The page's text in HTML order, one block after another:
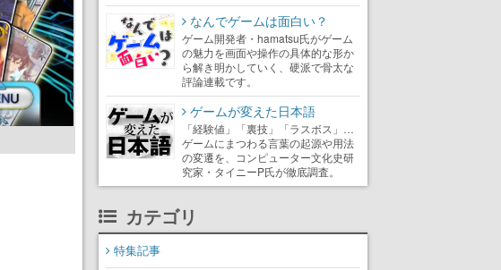
なんでゲームは面白い？
ゲーム開発者・hamatsu氏がゲーム
の魅力を画面や操作の具体的な形か
ら解き明かしていく、硬派で骨太な
評論連載です。
ゲームが変えた日本語
「経験値」「裏技」「ラスボス」…
ゲームにまつわる言葉の起源や用法
の変遷を、コンピューター文化史研
究家・タイニーP氏が徹底調査。
カテゴリ
特集記事